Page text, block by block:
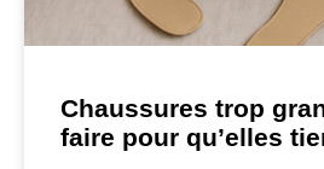
Chaussures trop
faire pour qu’elles